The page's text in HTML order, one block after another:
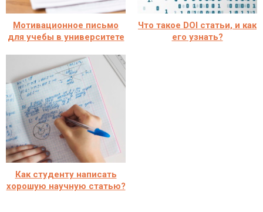
Мотивационное письмо
для учебы в университете
Что такое DOI статьи, и как
его узнать?
Как студенту написать
хорошую научную статью?